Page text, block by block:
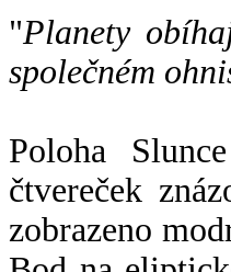
"Planety
společném
Poloha
čtvereček
zobrazeno